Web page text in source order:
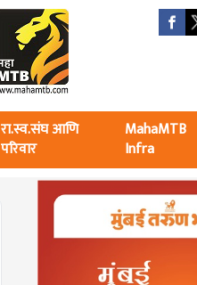
रा.स्व.संघ आणि
परिवार
MahaMTB
Infra